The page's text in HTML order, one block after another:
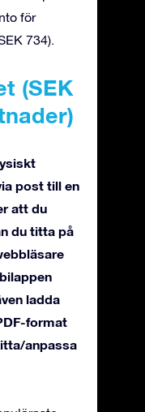
för
734).
(SEK
post till en
att du
du titta på
ladda
format
anpassa